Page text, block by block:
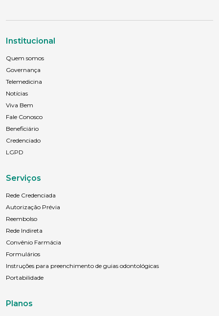
Institucional
Quem somos
Governança
Telemedicina
Notícias
Viva Bem
Fale Conosco
Beneficiário
Credenciado
LGPD
Serviços
Rede Credenciada
Autorização Prévia
Reembolso
Rede Indireta
Convênio Farmácia
Formulários
Instruções para preenchimento de guias odontológicas
Portabilidade
Planos